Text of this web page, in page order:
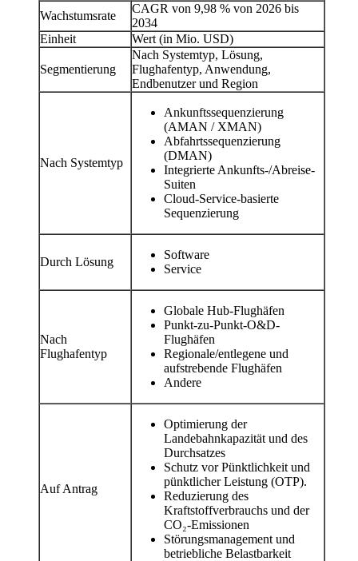
Wachstumsrate
CAGR von 9,98 % von 2026 bis
2034
Einheit
Wert (in Mio. USD)
Segmentierung
Nach Systemtyp, Lösung,
Flughafentyp, Anwendung,
Endbenutzer und Region
Nach Systemtyp
Ankunftssequenzierung
(AMAN / XMAN)
Abfahrtssequenzierung
(DMAN)
Integrierte Ankunfts-/Abreise-
Suiten
Cloud-Service-basierte
Sequenzierung
Durch Lösung
Software
Service
Nach
Flughafentyp
Globale Hub-Flughäfen
Punkt-zu-Punkt-O&D-
Flughäfen
Regionale/entlegene und
aufstrebende Flughäfen
Andere
Auf Antrag
Optimierung der
Landebahnkapazität und des
Durchsatzes
Schutz vor Pünktlichkeit und
pünktlicher Leistung (OTP).
Reduzierung des
Kraftstoffverbrauchs und der
CO₂-Emissionen
Störungsmanagement und
betriebliche Belastbarkeit